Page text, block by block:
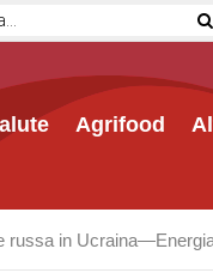
Agrifood
russa in Ucraina